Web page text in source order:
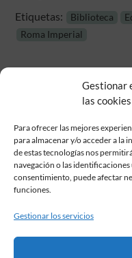
Gestionar
las cookies
Para ofrecer las mejores
para almacenar y/o acceder a la
de estas tecnologías nos
navegación o las
consentimiento, puede afectar
funciones.
Gestionar los servicios
Etiquetas:
Biblioteca
Roma Imperial
Fundación
Calle
2026 Todos los derechos